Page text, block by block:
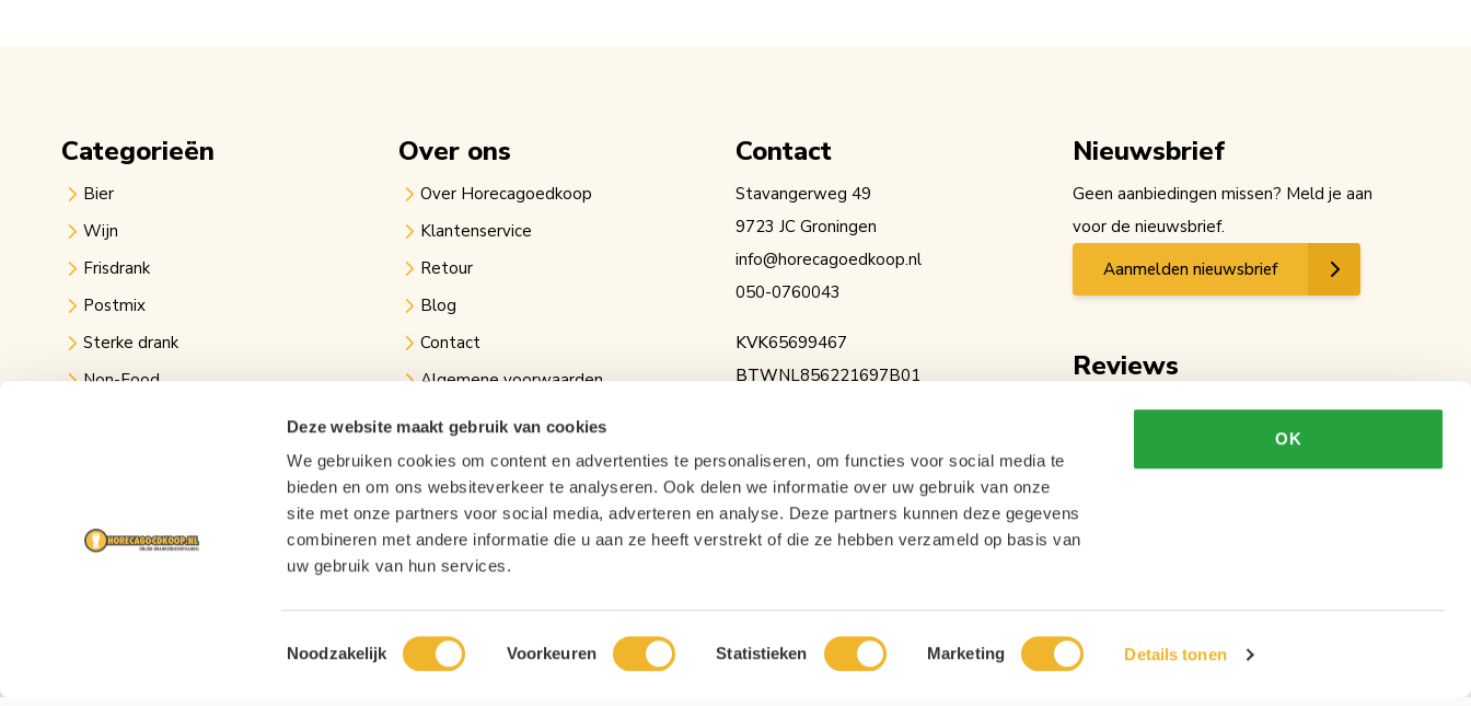
Deze website maakt gebruik van cookies
We gebruiken cookies om content en advertenties te personaliseren, om functies voor social media te
bieden en om ons websiteverkeer te analyseren. Ook delen we informatie over uw gebruik van onze
site met onze partners voor social media, adverteren en analyse. Deze partners kunnen deze gegevens
combineren met andere informatie die u aan ze heeft verstrekt of die ze hebben verzameld op basis van
uw gebruik van hun services.
Toestemmingsselectie
Noodzakelijk Voorkeuren Statistieken Marketing Details tonen
OK
Categorieën
Bier
Wijn
Frisdrank
Postmix
Sterke drank
Non-Food
Over ons
Over Horecagoedkoop
Klantenservice
Retour
Blog
Contact
Algemene voorwaarden
Privacy verklaring
Links
Contact
Stavangerweg 49
9723 JC Groningen
info@horecagoedkoop.nl
050-0760043
KVK65699467
BTWNL856221697B01
Nieuwsbrief
Geen aanbiedingen missen? Meld je aan
voor de nieuwsbrief.
Aanmelden nieuwsbrief
Reviews